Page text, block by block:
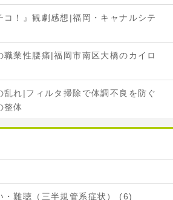
！』観劇感想|福岡・キャナルシテ
職業性腰痛|福岡市南区大橋のカイロ
乱れ|フィルタ掃除で体調不良を防ぐ
整体
・難聴（三半規管系症状） (6)